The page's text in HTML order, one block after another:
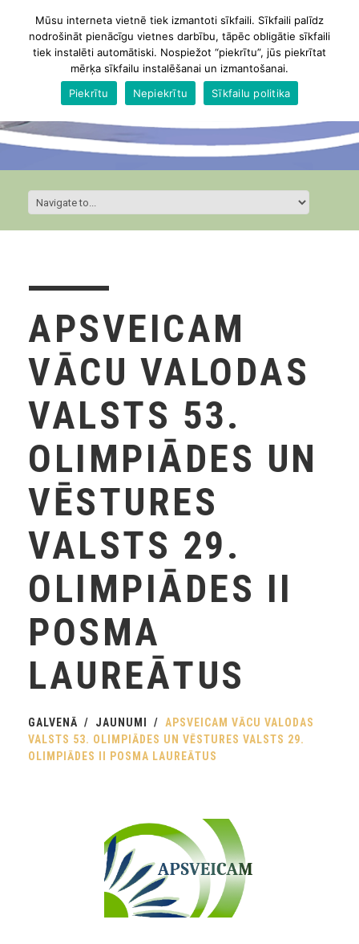
APSVEICAM
VĀCU VALODAS
VALSTS 53.
OLIMPIĀDES UN
VĒSTURES
VALSTS 29.
OLIMPIĀDES II
POSMA
LAUREĀTUS
GALVENĀ JAUNUMI
APSVEICAM VĀCU VALODAS
VALSTS 53. OLIMPIĀDES UN VĒSTURES VALSTS 29.
OLIMPIĀDES II POSMA LAUREĀTUS
Mūsu interneta vietnē tiek izmantoti sīkfaili. Sīkfaili palīdz
nodrošināt pienācīgu vietnes darbību, tāpēc obligātie sīkfaili
tiek instalēti automātiski. Nospiežot “piekrītu”, jūs piekrītat
mērķa sīkfailu instalēšanai un izmantošanai.
Piekrītu
Nepiekrītu Sīkfailu politika